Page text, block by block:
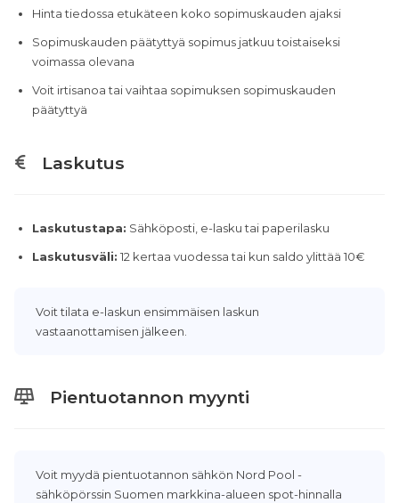
Hinta tiedossa etukäteen koko sopimuskauden ajaksi
Sopimuskauden päätyttyä sopimus jatkuu toistaiseksi
voimassa olevana
Voit irtisanoa tai vaihtaa sopimuksen sopimuskauden
päätyttyä
Laskutus
Laskutustapa: Sähköposti, e-lasku tai paperilasku
Laskutusväli: 12 kertaa vuodessa tai kun saldo ylittää 10€
Voit tilata e-laskun ensimmäisen laskun
vastaanottamisen jälkeen.
Pientuotannon myynti
Voit myydä pientuotannon sähkön Nord Pool -
sähköpörssin Suomen markkina-alueen spot-hinnalla